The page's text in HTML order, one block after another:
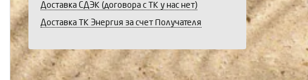
Доставка СДЭК (договора с ТК у нас нет)
Доставка ТК Энергия за счет Получателя